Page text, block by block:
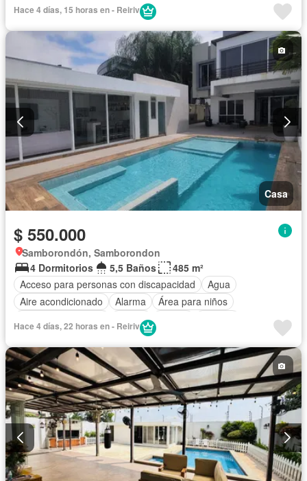
Estacionamiento
Garita de guardianía
Jardín Patio Piscina
Seguridad
Vista panorámica
Hace 4 días, 15 horas en - Reiriv
Casa
$ 550.000
Samborondón, Samborondon
4 Dormitorios
5,5 Baños
485 m²
Acceso para personas con discapacidad
Agua
Aire acondicionado
Alarma
Área para niños
Balcón
Cocina integral
Electricidad
Estacionamiento
Gimnasio
Garita de guardianía
Jardín Patio Piscina
Sauna
Seguridad
Terraza
Vista panorámica
Parcialmente amoblado
Hace 4 días, 22 horas en - Reiriv